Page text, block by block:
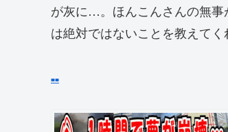
が灰に…。ほんこんさんの無事
は絶対ではないことを教えてく
■■